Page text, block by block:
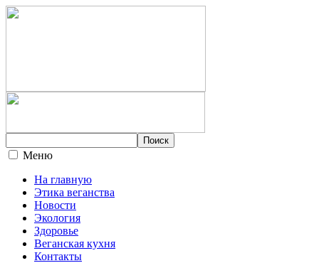
Меню
На главную
Этика веганства
Новости
Экология
Здоровье
Веганская кухня
Контакты